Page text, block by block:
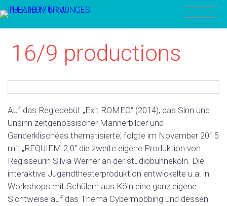
16/9 productions
Auf das Regiedebüt „Exit ROMEO“ (2014), das Sinn und
Unsinn zeitgenössischer Männerbilder und
Genderklischées thematisierte, folgte im November 2015
mit „REQUIEM 2.0“ die zweite eigene Produktion von
Regisseurin Silvia Werner an der studiobühneköln. Die
interaktive Jugendtheaterproduktion entwickelte u.a. in
Workshops mit Schülern aus Köln eine ganz eigene
Sichtweise auf das Thema Cybermobbing und dessen